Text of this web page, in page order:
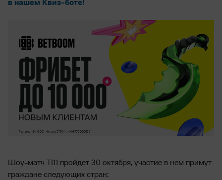
в нашем Квиз-боте!
Шоу-матч TI11 пройдет 30 октября, участие в нем примут
граждане следующих стран: